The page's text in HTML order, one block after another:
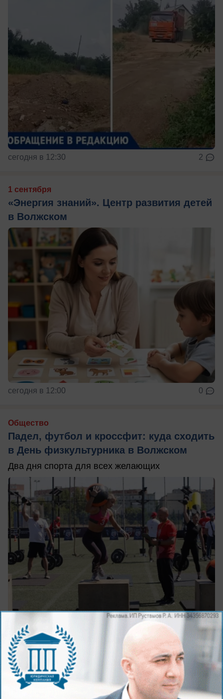
сегодня в 12:30 2
1 сентября
«Энергия знаний». Центр развития детей
в Волжском
сегодня в 12:00 0
Общество
Падел, футбол и кроссфит: куда сходить
в День физкультурника в Волжском
Два дня спорта для всех желающих
сегодня в 11:26 0
Общество
Лунное затмение заставит расстаться с